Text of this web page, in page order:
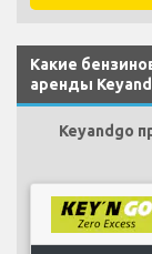
Какие
аренды
Keyandgo